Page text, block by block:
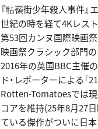
『牯嶺街少年殺人事件』
世紀の時を経て4Kレス
第53回カンヌ国際映画
映画祭クラシック部門
2016年の英国BBC主催
ド・レポーターによる「
Rotten-Tomatoesでは
コアを維持(25年8月27
ている傑作がついに日本